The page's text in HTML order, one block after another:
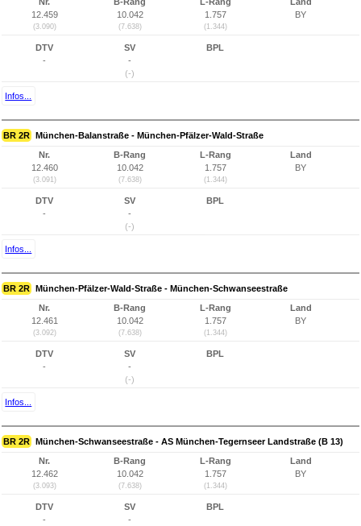
12.459
(3.090)
10.042
(7.638)
1.757
(1.344)
BY
DTV
-
SV
-
(-)
BPL
Infos...
BR 2R München-Balanstraße - München-Pfälzer-Wald-Straße
Nr.
12.460
(3.091)
B-Rang
10.042
(7.638)
L-Rang
1.757
(1.344)
Land
BY
DTV
-
SV
-
(-)
BPL
Infos...
BR 2R München-Pfälzer-Wald-Straße - München-Schwanseestraße
Nr.
12.461
(3.092)
B-Rang
10.042
(7.638)
L-Rang
1.757
(1.344)
Land
BY
DTV
-
SV
-
(-)
BPL
Infos...
BR 2R München-Schwanseestraße - AS München-Tegernseer Landstraße (B 13)
Nr.
12.462
(3.093)
B-Rang
10.042
(7.638)
L-Rang
1.757
(1.344)
Land
BY
DTV
-
SV
-
BPL